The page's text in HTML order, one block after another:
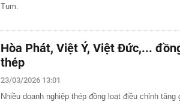
Tum.
Hòa Phát, Việt Ý, Việt Đức,...
thép
23/03/2026 13:01
Nhiều doanh nghiệp thép đồng loạt điều chỉnh